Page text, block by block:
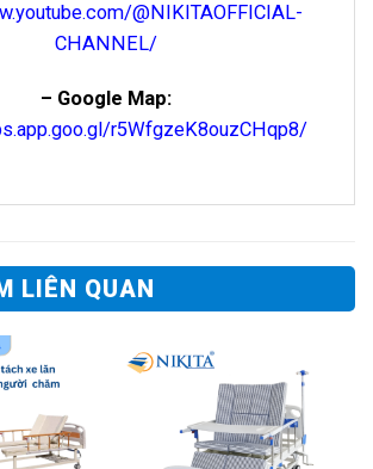
@NIKITAOFFICIAL-
CHANNEL/
– Google Map:
r5WfgzeK8ouzCHqp8/
LIÊN QUAN